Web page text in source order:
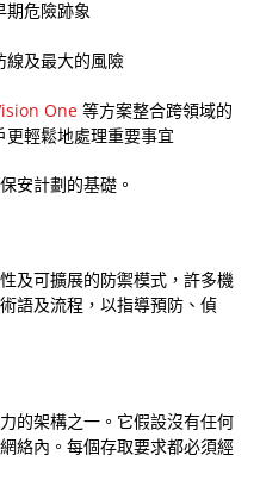
期危險跡象
線及最大的風險
One 等方案整合跨領域的
輕鬆地處理重要事宜
安計劃的基礎。
及可擴展的防禦模式，許多機
語及流程，以指導預防、偵
的架構之一。它假設沒有任何
絡內。每個存取要求都必須經